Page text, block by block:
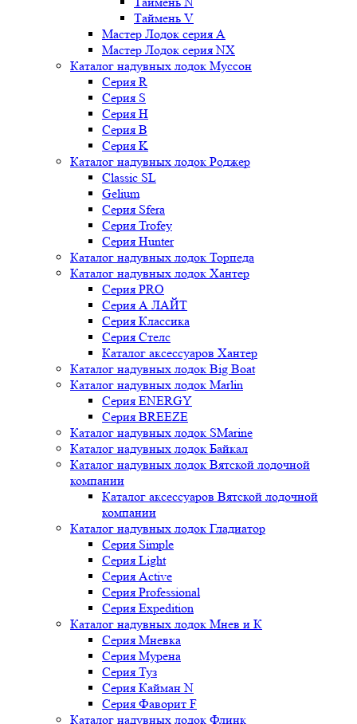
Таймень V
Мастер Лодок серия А
Мастер Лодок серия NX
Каталог надувных лодок Муссон
Серия R
Серия S
Серия H
Серия B
Серия K
Каталог надувных лодок Роджер
Classic SL
Gelium
Серия Sfera
Серия Trofey
Серия Hunter
Каталог надувных лодок Торпеда
Каталог надувных лодок Хантер
Серия PRO
Серия А ЛАЙТ
Серия Классика
Серия Стелс
Каталог аксессуаров Хантер
Каталог надувных лодок Big Boat
Каталог надувных лодок Marlin
Серия ENERGY
Серия BREEZE
Каталог надувных лодок SMarine
Каталог надувных лодок Байкал
Каталог надувных лодок Вятской лодочной
компании
Каталог аксессуаров Вятской лодочной
компании
Каталог надувных лодок Гладиатор
Серия Simple
Серия Light
Серия Active
Серия Professional
Серия Expedition
Каталог надувных лодок Мнев и К
Серия Мневка
Серия Мурена
Серия Туз
Серия Кайман N
Серия Фаворит F
Каталог надувных лодок Флинк